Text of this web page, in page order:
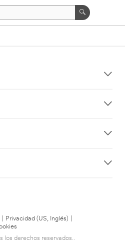
Privacidad (US, Inglés)
derechos reservados..